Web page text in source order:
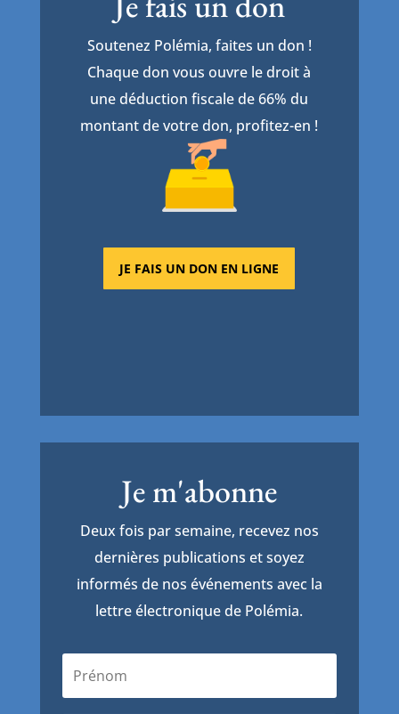
Soutenez Polémia, faites un don !
Chaque don vous ouvre le droit à
une déduction fiscale de 66% du
montant de votre don, profitez-en !
JE FAIS UN DON EN LIGNE
Je m'abonne
Deux fois par semaine, recevez nos
dernières publications et soyez
informés de nos événements avec la
lettre électronique de Polémia.